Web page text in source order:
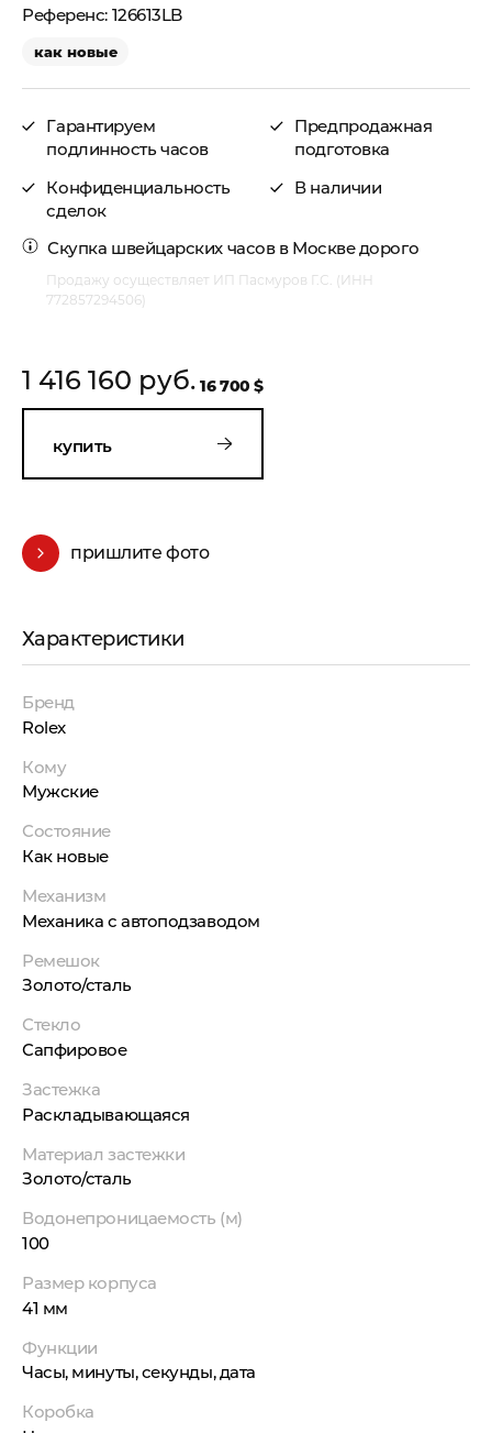
126613LB
как новые
Гарантируем
подлинность часов
Конфиденциальность
сделок
Предпродажная
подготовка
В наличии
Скупка швейцарских часов в Москведорого
Продажу осуществляет ИП Пасмуров Г.С. (ИНН
772857294506)
1 416 160 руб. 16 700 $
купить
пришлите фото
Характеристики
Бренд
Rolex
Кому
Мужские
Состояние
Как новые
Механизм
Механика с автоподзаводом
Ремешок
Золото/сталь
Стекло
Сапфировое
Застежка
Раскладывающаяся
Материал застежки
Золото/сталь
Водонепроницаемость (м)
100
Размер корпуса
41 мм
Функции
Часы, минуты, секунды, дата
Коробка